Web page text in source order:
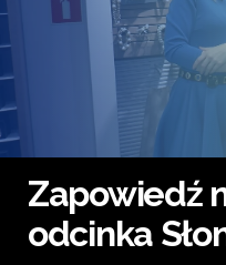
Zapowiedź
odcinka